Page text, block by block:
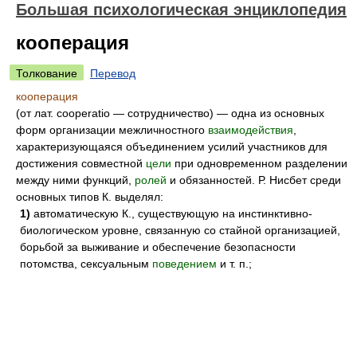
Большая психологическая энциклопедия
кооперация
Толкование
Перевод
кооперация
(от лат. cooperatio — сотрудничество) — одна из основных
форм организации межличностного взаимодействия
характеризующаяся объединением усилий участников для
достижения совместной цели при одновременном разделении
между ними функций, ролей и обязанностей. Р. Нисбет среди
основных типов К. выделял:
1) автоматическую К., существующую на инстинктивно-
биологическом уровне, связанную со стайной организацией,
борьбой за выживание и обеспечение безопасности
потомства, сексуальным поведением и т. п.;